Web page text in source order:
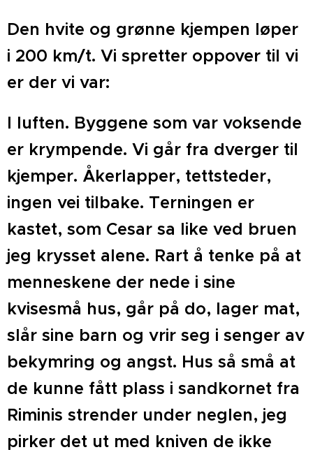
Den hvite og grønne kjempen løper
i 200 km/t. Vi spretter oppover til vi
er der vi var:
I luften. Byggene som var voksende
er krympende. Vi går fra dverger til
kjemper. Åkerlapper, tettsteder,
ingen vei tilbake. Terningen er
kastet, som Cesar sa like ved bruen
jeg krysset alene. Rart å tenke på at
menneskene der nede i sine
kvisesmå hus, går på do, lager mat,
slår sine barn og vrir seg i senger av
bekymring og angst. Hus så små at
de kunne fått plass i sandkornet fra
Riminis strender under neglen, jeg
pirker det ut med kniven de ikke